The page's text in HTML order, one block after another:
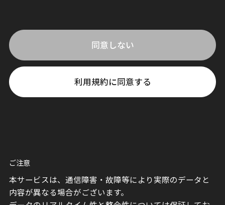
同意しない
利用規約に同意する
ご注意
本サービスは、通信障害・故障等により実際のデータと
内容が異なる場合がございます。